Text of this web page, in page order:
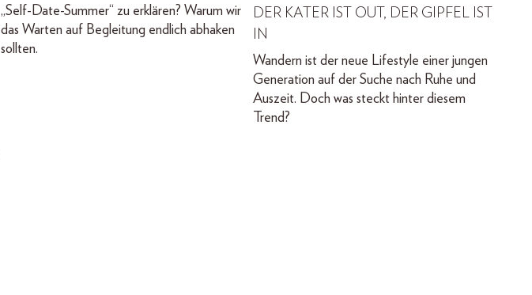
„Self-Date-Summer“ zu erklären? Warum wir
das Warten auf Begleitung endlich abhaken
sollten.
DER KATER IST OUT, DER GIPFEL IST
IN
Wandern ist der neue Lifestyle einer jungen
Generation auf der Suche nach Ruhe und
Auszeit. Doch was steckt hinter diesem
Trend?